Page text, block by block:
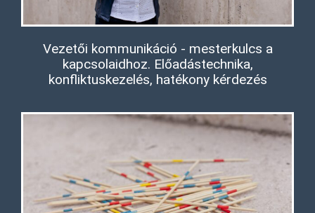
Vezetői kommunikáció - mesterkulcs a
kapcsolaidhoz. Előadástechnika,
konfliktuskezelés, hatékony kérdezés